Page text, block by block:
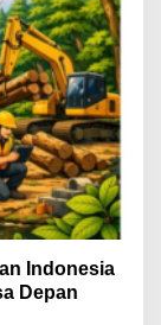
Indonesia
Depan